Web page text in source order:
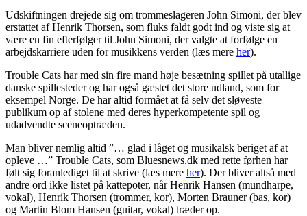
Udskiftningen drejede sig om trommeslageren John Simoni, der blev
erstattet af Henrik Thorsen, som fluks faldt godt ind og viste sig at
være en fin efterfølger til John Simoni, der valgte at forfølge en
arbejdskarriere uden for musikkens verden (læs mere her).
Trouble Cats har med sin fire mand høje besætning spillet på utallige
danske spillesteder og har også gæstet det store udland, som for
eksempel Norge. De har altid formået at få selv det sløveste
publikum op af stolene med deres hyperkompetente spil og
udadvendte sceneoptræden.
Man bliver nemlig altid ”… glad i låget og musikalsk beriget af at
opleve …” Trouble Cats, som Bluesnews.dk med rette førhen har
følt sig foranlediget til at skrive (læs mere her). Der bliver altså med
andre ord ikke listet på kattepoter, når Henrik Hansen (mundharpe,
vokal), Henrik Thorsen (trommer, kor), Morten Brauner (bas, kor)
og Martin Blom Hansen (guitar, vokal) træder op.